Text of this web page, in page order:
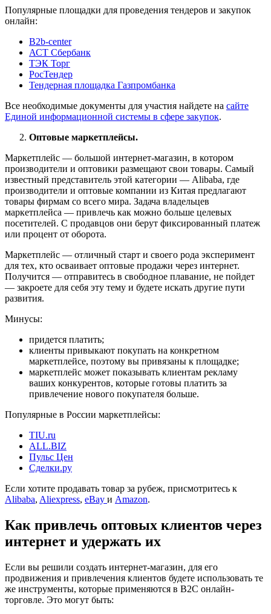
Популярные площадки для проведения тендеров и закупок
онлайн:
B2b-center
АСТ Сбербанк
ТЭК Торг
РосТендер
Тендерная площадка Газпромбанка
Все необходимые документы для участия найдете на сайте
Единой информационной системы в сфере закупок.
Оптовые маркетплейсы.
Маркетплейс — большой интернет-магазин, в котором
производители и оптовики размещают свои товары. Самый
известный представитель этой категории — Alibaba, где
производители и оптовые компании из Китая предлагают
товары фирмам со всего мира. Задача владельцев
маркетплейса — привлечь как можно больше целевых
посетителей. С продавцов они берут фиксированный платеж
или процент от оборота.
Маркетплейс — отличный старт и своего рода эксперимент
для тех, кто осваивает оптовые продажи через интернет.
Получится — отправитесь в свободное плавание, не пойдет
— закроете для себя эту тему и будете искать другие пути
развития.
Минусы:
придется платить;
клиенты привыкают покупать на конкретном
маркетплейсе, поэтому вы привязаны к площадке;
маркетплейс может показывать клиентам рекламу
ваших конкурентов, которые готовы платить за
привлечение нового покупателя больше.
Популярные в России маркетплейсы:
TIU.ru
ALL.BIZ
Пульс Цен
Сделки.ру
Если хотите продавать товар за рубеж, присмотритесь к
Alibaba, Aliexpress, eBay и Amazon.
Как привлечь оптовых клиентов через
интернет и удержать их
Если вы решили создать интернет-магазин, для его
продвижения и привлечения клиентов будете использовать те
же инструменты, которые применяются в B2C онлайн-
торговле. Это могут быть: